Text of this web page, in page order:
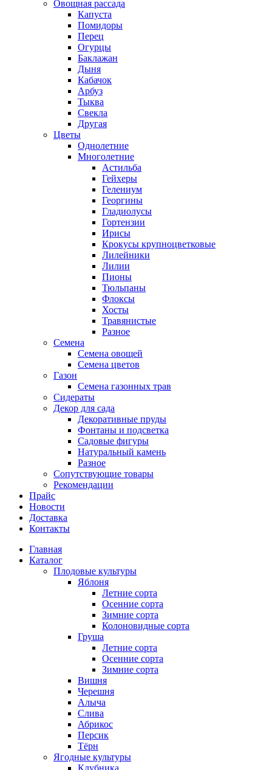
Овощная рассада
Капуста
Помидоры
Перец
Огурцы
Баклажан
Дыня
Кабачок
Арбуз
Тыква
Свекла
Другая
Цветы
Однолетние
Многолетние
Астильба
Гейхеры
Гелениум
Георгины
Гладиолусы
Гортензии
Ирисы
Крокусы крупноцветковые
Лилейники
Лилии
Пионы
Тюльпаны
Флоксы
Хосты
Травянистые
Разное
Семена
Семена овощей
Семена цветов
Газон
Семена газонных трав
Сидераты
Декор для сада
Декоративные пруды
Фонтаны и подсветка
Садовые фигуры
Натуральный камень
Разное
Сопутствующие товары
Рекомендации
Прайс
Новости
Доставка
Контакты
Главная
Каталог
Плодовые культуры
Яблоня
Летние сорта
Осенние сорта
Зимние сорта
Колоновидные сорта
Груша
Летние сорта
Осенние сорта
Зимние сорта
Вишня
Черешня
Алыча
Слива
Абрикос
Персик
Тёрн
Ягодные культуры
Клубника